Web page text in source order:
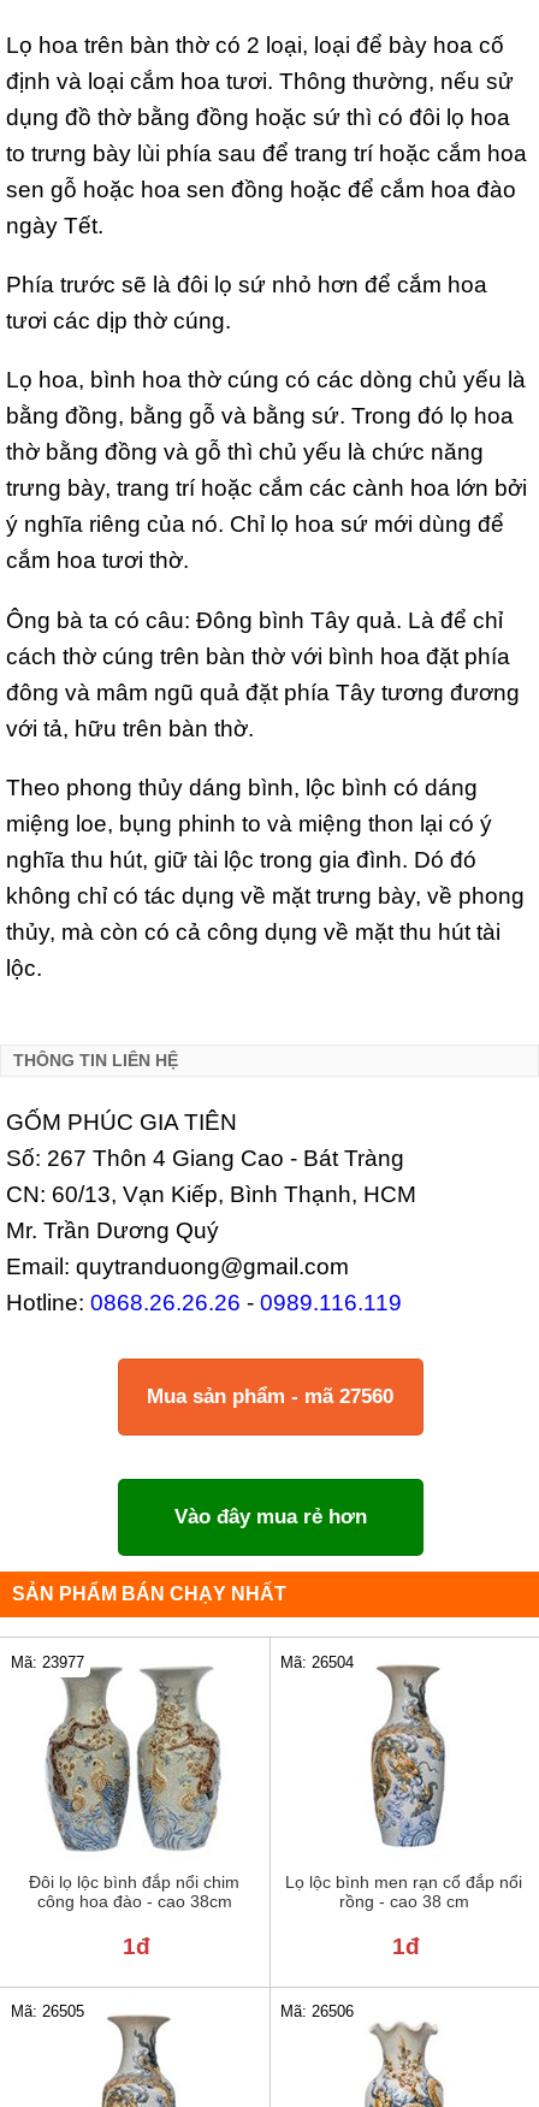
Lọ hoa trên bàn thờ có 2 loại, loại để bày hoa cố
định và loại cắm hoa tươi. Thông thường, nếu sử
dụng đồ thờ bằng đồng hoặc sứ thì có đôi lọ hoa
to trưng bày lùi phía sau để trang trí hoặc cắm hoa
sen gỗ hoặc hoa sen đồng hoặc để cắm hoa đào
ngày Tết.
Phía trước sẽ là đôi lọ sứ nhỏ hơn để cắm hoa
tươi các dịp thờ cúng.
Lọ hoa, bình hoa thờ cúng có các dòng chủ yếu là
bằng đồng, bằng gỗ và bằng sứ. Trong đó lọ hoa
thờ bằng đồng và gỗ thì chủ yếu là chức năng
trưng bày, trang trí hoặc cắm các cành hoa lớn bởi
ý nghĩa riêng của nó. Chỉ lọ hoa sứ mới dùng để
cắm hoa tươi thờ.
Ông bà ta có câu: Đông bình Tây quả. Là để chỉ
cách thờ cúng trên bàn thờ với bình hoa đặt phía
đông và mâm ngũ quả đặt phía Tây tương đương
với tả, hữu trên bàn thờ.
Theo phong thủy dáng bình, lộc bình có dáng
miệng loe, bụng phinh to và miệng thon lại có ý
nghĩa thu hút, giữ tài lộc trong gia đình. Dó đó
không chỉ có tác dụng về mặt trưng bày, về phong
thủy, mà còn có cả công dụng về mặt thu hút tài
lộc.
THÔNG TIN LIÊN HỆ
GỐM PHÚC GIA TIÊN
Số: 267 Thôn 4 Giang Cao - Bát Tràng
CN: 60/13, Vạn Kiếp, Bình Thạnh, HCM
Mr. Trần Dương Quý
Email: quytranduong@gmail.com
Hotline: 0868.26.26.26 - 0989.116.119
Mua sản phẩm - mã 27560
Vào đây mua rẻ hơn
SẢN PHẨM BÁN CHẠY NHẤT
Đôi lọ lộc bình đắp nổi chim
công hoa đào - cao 38cm
Mã: 23977
1đ
Lọ lộc bình men rạn cổ đắp nổi
rồng - cao 38 cm
Mã: 26504
1đ
Mã: 26505 Mã: 26506